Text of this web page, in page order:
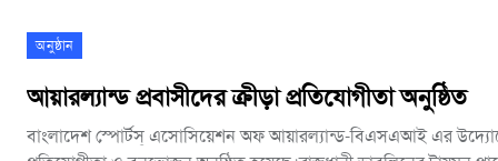
অনুষ্ঠান
আয়ারল্যান্ড প্রবাসীদের ক্রীড়া প্রতিযোগীতা অনুষ্ঠিত
বাংলাদেশ স্পোর্টস্ এসোসিয়েশন অফ আয়ারল্যান্ড-বিএসএআই এর উদ্যোগে